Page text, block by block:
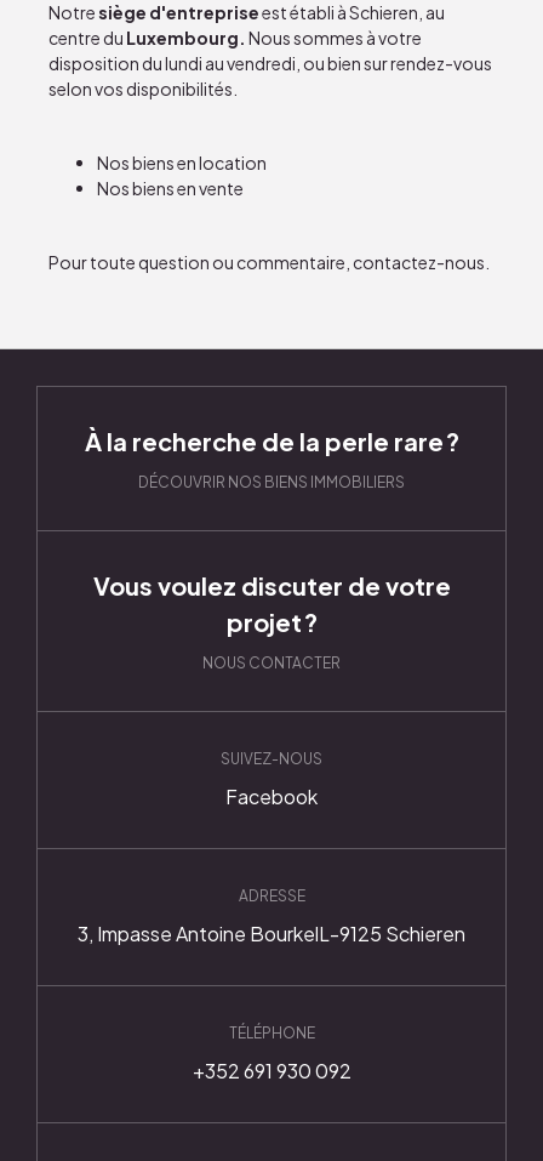
Notresiège d'entrepriseest établi à Schieren, au
centre du Luxembourg. Nous sommes à votre
disposition du lundi au vendredi, ou bien sur rendez-vous
selon vos disponibilités.
Nosbiens en location
Nosbiens en vente
Pour toute question ou commentaire, contactez-nous
À la recherche de la perle rare ?
DÉCOUVRIR NOS BIENS IMMOBILIERS
Vous voulez discuter de votre
projet ?
NOUS CONTACTER
SUIVEZ-NOUS
Facebook
ADRESSE
3, Impasse Antoine BourkelL-9125 Schieren
TÉLÉPHONE
+352 691 930 092